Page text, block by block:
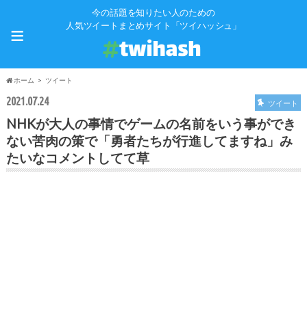
今の話題を知りたい人のための
人気ツイートまとめサイト「ツイハッシュ」
≡
ホーム ツイート
2021.07.24 ツイート
NHKが大人の事情でゲームの名前をいう事ができ
ない苦肉の策で「勇者たちが行進してますね」み
たいなコメントしてて草